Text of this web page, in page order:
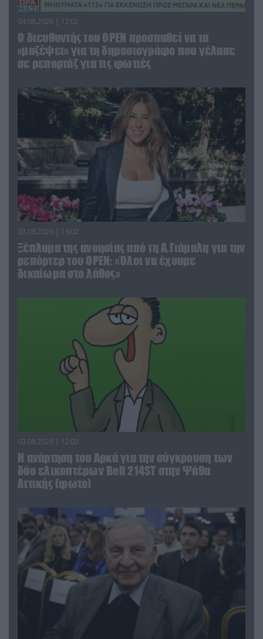
04.08.2026 | 12:02
O διευθυντής του OPEN προσπαθεί να τα
«μαζέψει» για τη δημοσιογράφο που γέλασε
σε ρεπορτάζ για τις φωτιές
03.08.2026 | 19:02
Ξέπλυμα της ανοησίας από τη Α.Γιάμαλη για την
ρεπόρτερ του ΟΡΕΝ: «Όλοι να έχουμε
δικαίωμα στο λάθος»
03.08.2026 | 12:02
Η ανάρτηση του Αρκά για την σύγκρουση των
δύο ελικοπτέρων Bell 214ST στην Ψάθα
Αττικής (φωτο)